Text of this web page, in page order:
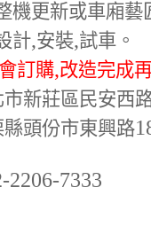
機更新或車廂藝
計,安裝,試車。
訂購,改造完成
市新莊區民安西
縣頭份市東興路
2206-7333